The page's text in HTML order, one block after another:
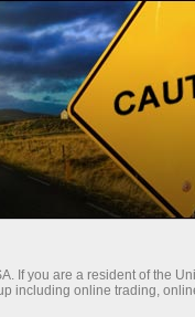
AM
If you are a resident of the
including online trading,